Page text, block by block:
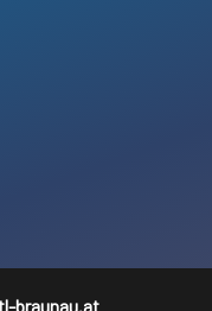
braunau.at